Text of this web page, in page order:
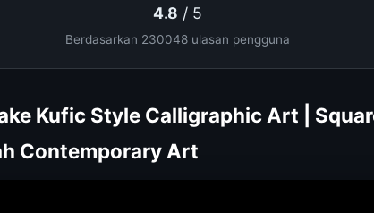
4.8 / 5
Berdasarkan 230048 ulasan pengguna
Kufic Style Calligraphic Art |
Contemporary Art